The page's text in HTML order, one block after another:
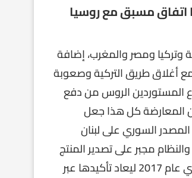
اتفاق مسبق مع روسيا
وتركيا ومصر والمغرب، إضافة
أغلاق طريق التركية وصعوبة
المستوردين الروس من دفع
المعارضة كل هذا جعل
السوري على لبنان
مجبر على تصدير المنتج
الى ايران نتيجة الاتفاق السابق الذي وقع بين عماد خميس واسحاق جانغهيزي عام 2017 ليعاد تأكيدها عبر